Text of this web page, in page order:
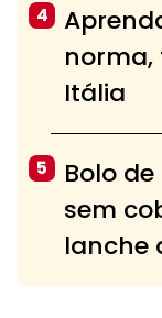
4
Itália
5
Bolo
sem
lanche